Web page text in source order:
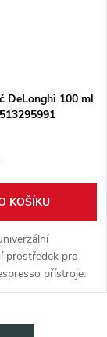
DeLonghi 100 ml
KOŠÍKU
prostředek pro
přístroje.